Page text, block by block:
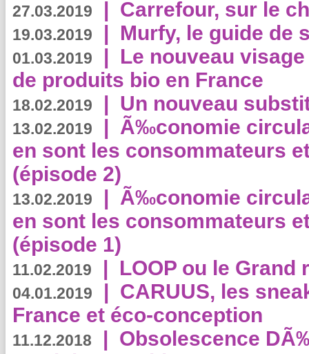
27.03.2019 | Carrefour, sur le
19.03.2019 | Murfy, le guide de
01.03.2019 | Le nouveau
de produits bio en France
18.02.2019 | Un nouveau
13.02.2019 | Ã‰conomie
en sont les consommateurs
(épisode 2)
13.02.2019 | Ã‰conomie
en sont les consommateurs
(épisode 1)
11.02.2019 | LOOP ou le Grand
04.01.2019 | CARUUS, les
France et éco-conception
11.12.2018 | Obsolescence